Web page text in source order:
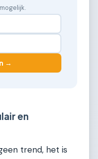
→
en
trend, het is